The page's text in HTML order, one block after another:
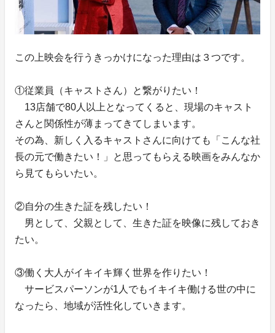
この上映会を行うきっかけになった理由は３つです。
①従業員（キャストさん）と繋がりたい！
13店舗で80人以上となってくると、現場のキャスト
さんと関係性が薄まってきてしまいます。
その為、新しく入るキャストさんに向けても「こんな社
長の元で働きたい！」と思ってもらえる映画をみんなか
ら見てもらいたい。
②自分の生きた証を残したい！
男として、父親として、生きた証を映像に残しておき
たい。
③働く大人がイキイキ輝く世界を作りたい！
サービスパーソンが1人でもイキイキ働ける世の中に
なったら、地域が活性化していきます。